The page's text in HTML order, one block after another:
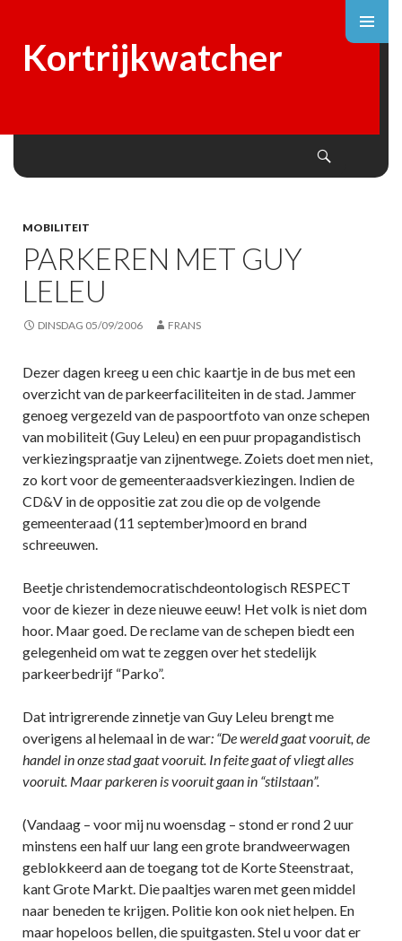
Kortrijkwatcher
MOBILITEIT
PARKEREN MET GUY
LELEU
DINSDAG 05/09/2006 FRANS
Dezer dagen kreeg u een chic kaartje in de bus met een
overzicht van de parkeerfaciliteiten in de stad. Jammer
genoeg vergezeld van de paspoortfoto van onze schepen
van mobiliteit (Guy Leleu) en een puur propagandistisch
verkiezingspraatje van zijnentwege. Zoiets doet men niet,
zo kort voor de gemeenteraadsverkiezingen. Indien de
CD&V in de oppositie zat zou die op de volgende
gemeenteraad (11 september)moord en brand
schreeuwen.
Beetje christendemocratischdeontologisch RESPECT
voor de kiezer in deze nieuwe eeuw! Het volk is niet dom
hoor. Maar goed. De reclame van de schepen biedt een
gelegenheid om wat te zeggen over het stedelijk
parkeerbedrijf “Parko”.
Dat intrigrerende zinnetje van Guy Leleu brengt me
overigens al helemaal in de war: “De wereld gaat vooruit, de
handel in onze stad gaat vooruit. In feite gaat of vliegt alles
vooruit. Maar parkeren is vooruit gaan in “stilstaan”.
(Vandaag – voor mij nu woensdag – stond er rond 2 uur
minstens een half uur lang een grote brandweerwagen
geblokkeerd aan de toegang tot de Korte Steenstraat,
kant Grote Markt. Die paaltjes waren met geen middel
naar beneden te krijgen. Politie kon ook niet helpen. En
maar hopeloos bellen, die spuitgasten. Stel u voor dat er